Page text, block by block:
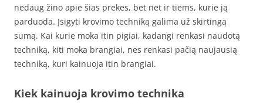
nedaug žino apie šias prekes, bet net ir tiems, kurie ją
parduoda. Įsigyti krovimo techniką galima už skirtingą
sumą. Kai kurie moka itin pigiai, kadangi renkasi naudotą
techniką, kiti moka brangiai, nes renkasi pačią naujausią
techniką, kuri kainuoja itin brangiai.
Kiek kainuoja krovimo technika